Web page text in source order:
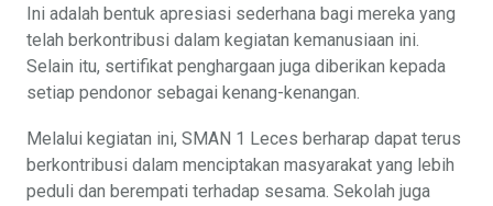
Ini adalah bentuk apresiasi sederhana bagi mereka yang
telah berkontribusi dalam kegiatan kemanusiaan ini.
Selain itu, sertifikat penghargaan juga diberikan kepada
setiap pendonor sebagai kenang-kenangan.
Melalui kegiatan ini, SMAN 1 Leces berharap dapat terus
berkontribusi dalam menciptakan masyarakat yang lebih
peduli dan berempati terhadap sesama. Sekolah juga